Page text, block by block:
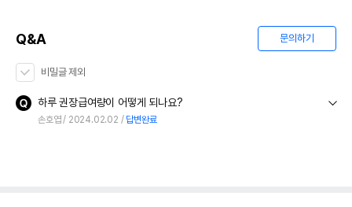
Q&A 문의하기
비밀글 제외
하루 권장급여량이 어떻게 되나요?
손호엽 2024.02.02 답변완료